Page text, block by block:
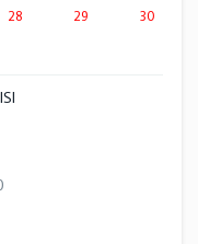
28 29
30